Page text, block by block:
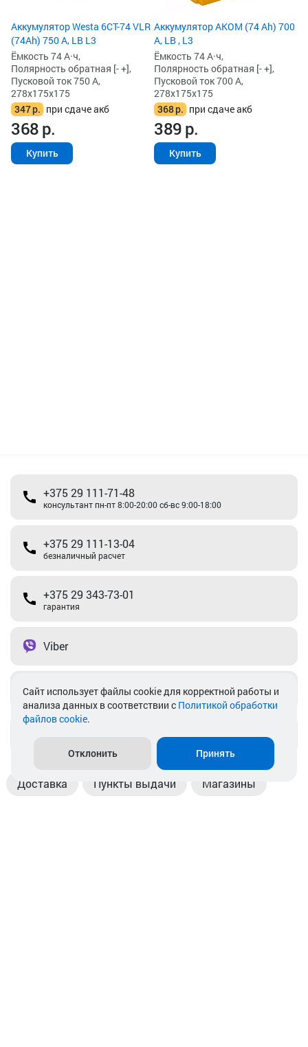
Аккумулятор Westa 6СТ-74 VLR
(74Ah) 750 А, LB L3
Ёмкость 74 А·ч,
Полярность обратная [- +],
Пусковой ток 750 А,
278x175x175
347р. при сдаче акб
368р.
Купить
Аккумулятор AKOM (74 Ah) 700
А, LB , L3
Ёмкость 74 А·ч,
Полярность обратная [- +],
Пусковой ток 700 А,
278x175x175
368р. при сдаче акб
389р.
Купить
+375 29 111-71-48
консультант пн-пт 8:00-20:00 сб-вс 9:00-18:00
+375 29 111-13-04
безналичный расчет
+375 29 343-73-01
гарантия
Viber
Telegram
Доставка Пункты выдачи Магазины
Cайт использует файлы cookie для корректной работы и
анализа данных в соответствии с Политикой обработки
файлов cookie.
Отклонить Принять